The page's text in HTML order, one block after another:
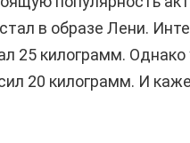
в образе Лени.
25 килограмм.
20 килограмм. И